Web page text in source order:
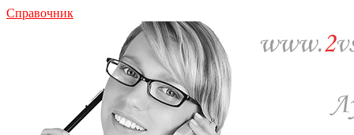
Справочник